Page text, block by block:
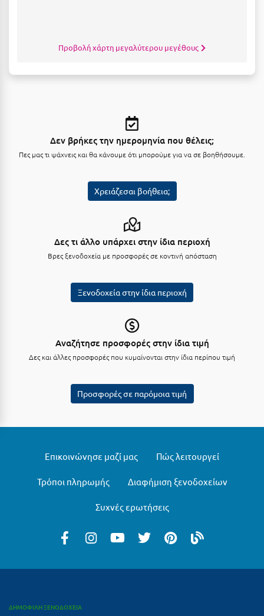
Κατερίνη
Κεφαλονιά
Κοκκώνι Κορινθίας
Κόρινθος
Κουρούτα Ηλείας
Κουφονήσια
Κύμη Ευβοίας
Κως
Προβολή χάρτη μεγαλύτερου μεγέθους
Δεν βρήκες την ημερομηνία που θέλεις;
Πες μας τι ψάχνεις και θα κάνουμε ότι μπορούμε για να σε βοηθήσουμε.
Χρειάζεσαι βοήθεια;
Δες τι άλλο υπάρχει στην ίδια περιοχή
Βρες ξενοδοχεία με προσφορές σε κοντινή απόσταση
Ξενοδοχεία στην ίδια περιοχή
Αναζήτησε προσφορές στην ίδια τιμή
Δες και άλλες προσφορές που κυμαίνονται στην ίδια περίπου τιμή
Προσφορές σε παρόμοια τιμή
Επικοινώνησε μαζί μας Πώς λειτουργεί
Τρόποι πληρωμής Διαφήμιση ξενοδοχείων
Συχνές ερωτήσεις
ΔΗΜΟΦΙΛΗ ΞΕΝΟΔΟΧΕΙΑ